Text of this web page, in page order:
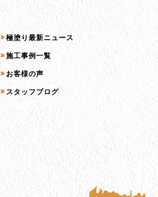
コンテンツ一覧
極塗り最新ニュース
施工事例一覧
お客様の声
スタッフブログ